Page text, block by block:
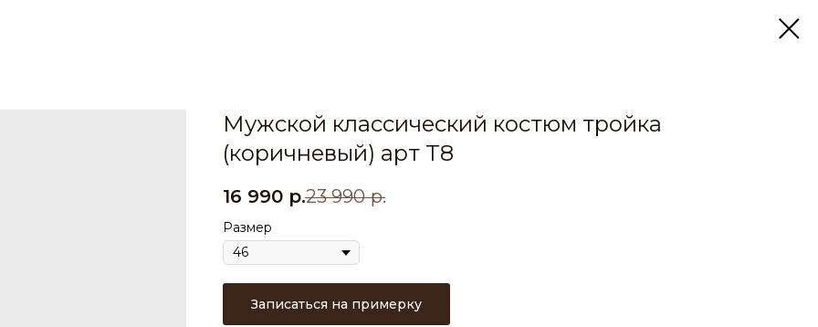
Мужской классический костюм тройка
(коричневый) арт T8
16 990 р.23 990 р.
Размер
Записаться на примерку